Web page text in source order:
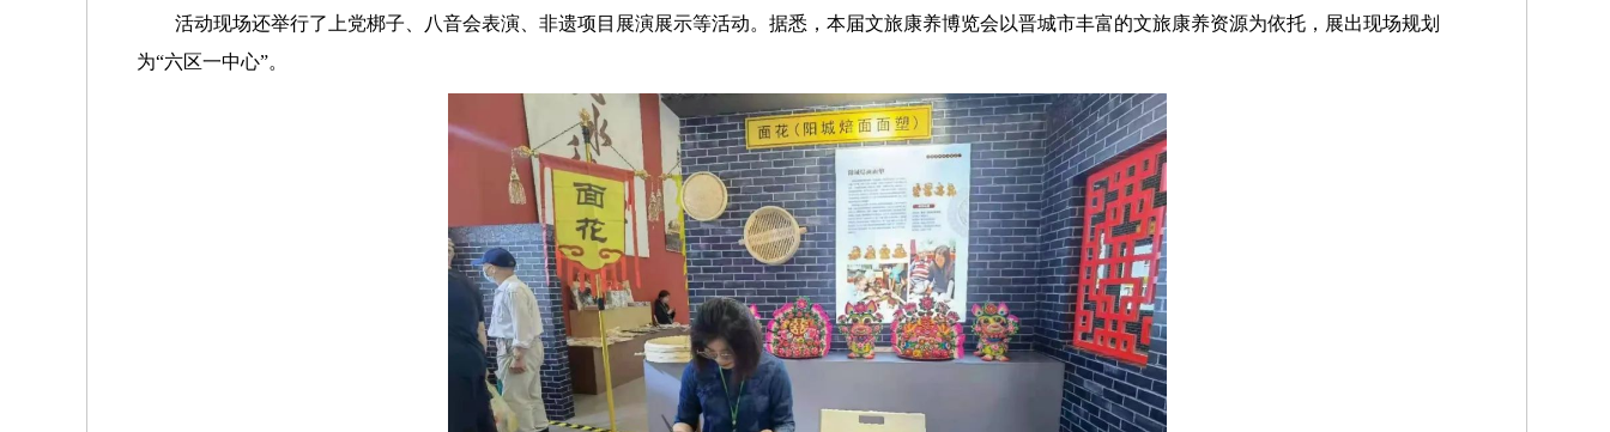
活动现场还举行了上党梆子、八音会表演、非遗项目展演展示等活动。据悉，本届文旅康养博览会以晋城市丰富的文旅康养资源为依托，展出现场规划
为“六区一中心”。